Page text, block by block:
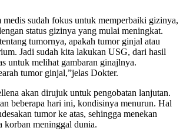
medis sudah fokus untuk memperbaiki gizinya,
status gizinya yang mulai meningkat.
tumornya, apakah tumor ginjal atau
Jadi sudah kita lakukan USG, dari hasil
untuk melihat gambaran ginajlnya.
tumor ginjal,”jelas Dokter.
akan dirujuk untuk pengobatan lanjutan.
beberapa hari ini, kondisinya menurun. Hal
tumor ke atas, sehingga menekan
korban meninggal dunia.